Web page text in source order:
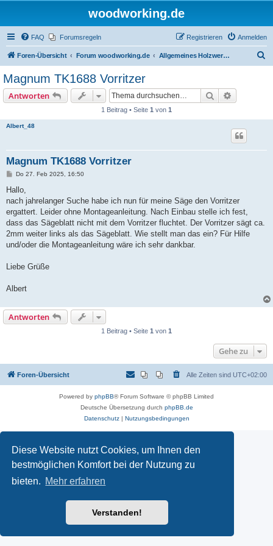
Diese Website nutzt Cookies, um Ihnen den
bestmöglichen Komfort bei der Nutzung zu
bieten. Mehr erfahren
Verstanden!
woodworking.de
FAQ Forumsregeln Anmelden
Registrieren
Foren-Übersicht Forum woodworking.de Allgemeines Holzwerkerforum - das laute Forum
Magnum TK1688 Vorritzer
Antworten Suche
1 Beitrag • Seite 1 von 1
Albert_48
Magnum TK1688 Vorritzer
B
i
r
a
g
Do 27. Feb 2025, 16:50
Hallo,
nach jahrelanger Suche habe ich nun für meine Säge den Vorritzer
ergattert. Leider ohne Montageanleitung. Nach Einbau stelle ich fest,
dass das Sägeblatt nicht mit dem Vorritzer fluchtet. Der Vorritzer sägt ca.
2mm weiter links als das Sägeblatt. Wie stellt man das ein? Für Hilfe
und/oder die Montageanleitung wäre ich sehr dankbar.
Liebe Grüße
Albert
Antworten
1 Beitrag • Seite 1 von 1
Gehe zu
Foren-Übersicht Alle Zeiten sind UTC+02:00
Powered by phpBB® Forum Software © phpBB Limited
Deutsche Übersetzung durch phpBB.de
Datenschutz| Nutzungsbedingungen